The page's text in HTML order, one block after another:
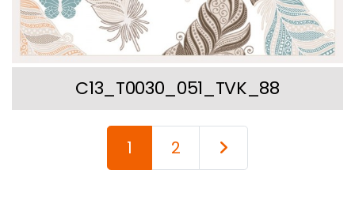
C13_T0030_051_TVK_88
1 2